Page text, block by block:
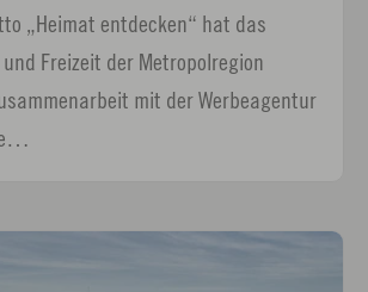
„Heimat entdecken“ hat das
Freizeit der Metropolregion
mit der Werbeagentur